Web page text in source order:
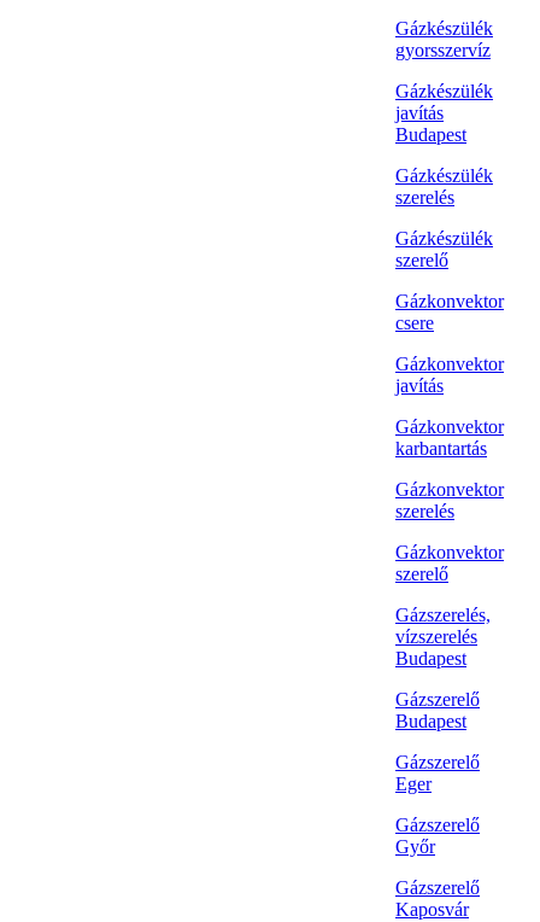
Gázkészülék
gyorsszervíz
Gázkészülék
javítás
Budapest
Gázkészülék
szerelés
Gázkészülék
szerelő
Gázkonvektor
csere
Gázkonvektor
javítás
Gázkonvektor
karbantartás
Gázkonvektor
szerelés
Gázkonvektor
szerelő
Gázszerelés,
vízszerelés
Budapest
Gázszerelő
Budapest
Gázszerelő
Eger
Gázszerelő
Győr
Gázszerelő
Kaposvár